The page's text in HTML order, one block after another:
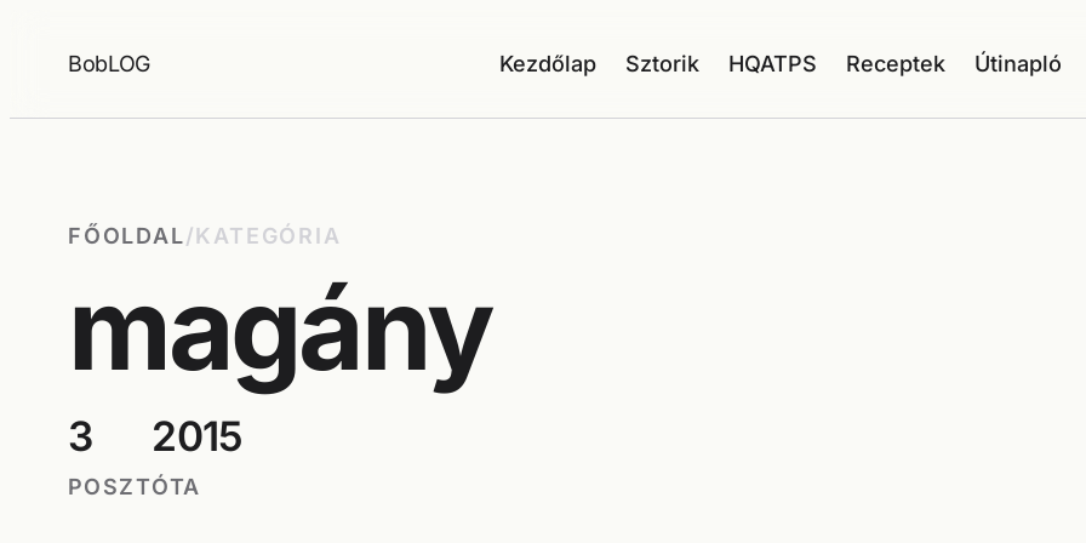
BobLOG Kezdőlap Sztorik HQATPS Receptek Útinapló
FŐOLDAL/KATEGÓRIA
magány
3
POSZT
2015
ÓTA